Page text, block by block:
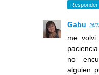
Responder
Gabu 26/
me
no
alguien